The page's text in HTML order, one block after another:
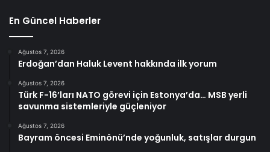
En Güncel Haberler
Ağustos 7, 2026
Erdoğan’dan Haluk Levent hakkında ilk yorum
Ağustos 7, 2026
Türk F-16’ları NATO görevi için Estonya’da… MSB yerli
savunma sistemleriyle güçleniyor
Ağustos 7, 2026
Bayram öncesi Eminönü’nde yoğunluk, satışlar durgun